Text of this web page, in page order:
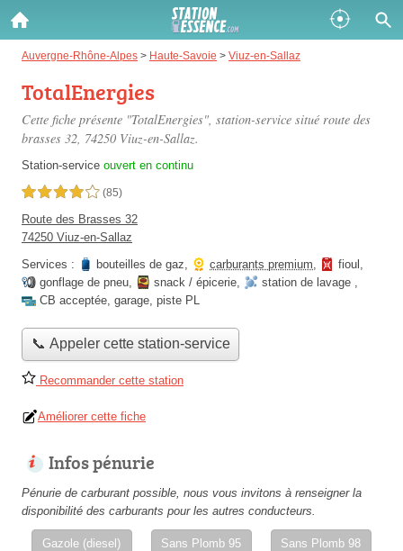
Auvergne-Rhône-Alpes > Haute-Savoie > Viuz-en-Sallaz
TotalEnergies
Cette fiche présente "TotalEnergies", station-service situé route des
brasses 32, 74250 Viuz-en-Sallaz.
Station-service ouvert en continu
4,0 étoiles sur 5 (85)
Route des Brasses 32
74250 Viuz-en-Sallaz
Services :
bouteilles de gaz, carburants premium, fioul ,
gonflage de pneu, snack / épicerie, station de lavage ,
CB acceptée, garage, piste PL
📞 Appeler cette station-service
Recommander cette station
Améliorer cette fiche
Infos pénurie
Pénurie de carburant possible, nous vous invitons à renseigner la
disponibilité des carburants pour les autres conducteurs.
Gazole (diesel) Sans Plomb 95 Sans Plomb 98
Gazole :
Disponible
SP 98 :
Disponible
SP 95 :
Disponible